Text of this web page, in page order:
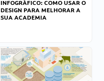
INFOGRÁFICO: COMO USAR O
DESIGN PARA MELHORAR A
SUA ACADEMIA